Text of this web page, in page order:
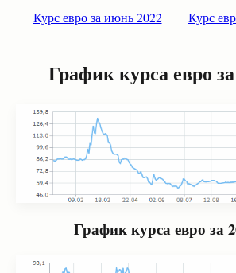
Курс евро за июнь 2022
Курс
График курса евро
График курса евро за